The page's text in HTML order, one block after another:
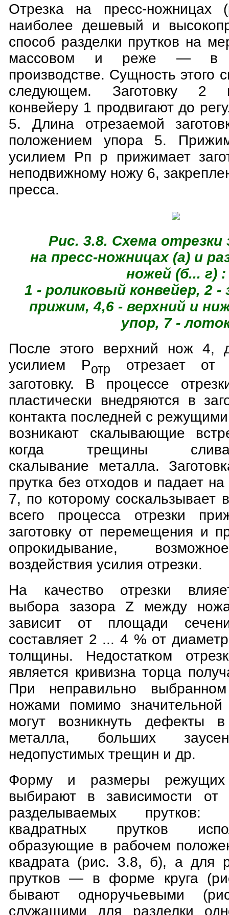
Отрезка на пресс-
наиболее дешевый и
способ разделки прутков на
массовом и реже — в
производстве. Сущность этого
следующем. Заготовку 2
конвейеру 1 продвигают до
5. Длина отрезаемой
положением упора 5.
усилием Рп р прижимает
неподвижному ножу 6,
пресса.
Рис. 3.8. Схема отрезки
на пресс-ножницах (а) и
ножей (б... г) :
1 - роликовый конвейер, 2 -
прижим, 4,6 - верхний и
упор, 7 -
После этого верхний нож 4,
усилием Ротр отрезает от
заготовку. В процессе
пластически внедряются в
контакта последней с
возникают скалывающие
когда трещины
скалывание металла.
прутка без отходов и падает
7, по которому соскальзывает
всего процесса отрезки
заготовку от перемещения и
опрокидывание,
воздействия усилия отрезки.
На качество отрезки
выбора зазора Z между
зависит от площади
составляет 2 ... 4 % от
толщины. Недостатком
является кривизна торца
При неправильно
ножами помимо значительной
могут возникнуть дефекты
металла, больших
недопустимых трещин и др.
Форму и размеры
выбирают в зависимости
разделываемых прутков:
квадратных прутков
образующие в рабочем
квадрата (рис. 3.8, б), а для
прутков — в форме круга
бывают одноручьевыми
служащими для разделки